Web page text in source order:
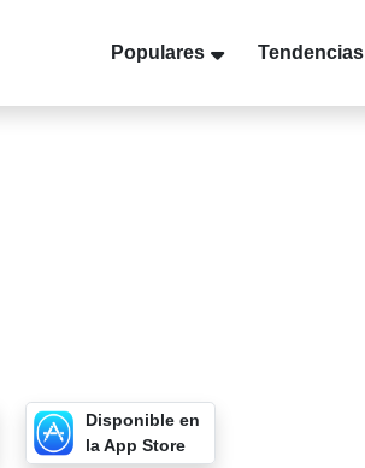
Populares Tendencias
Disponible en
la App Store